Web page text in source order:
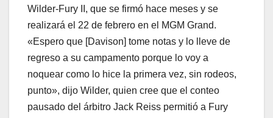
Wilder-Fury II, que se firmó hace meses y se
realizará el 22 de febrero en el MGM Grand.
«Espero que [Davison] tome notas y lo lleve de
regreso a su campamento porque lo voy a
noquear como lo hice la primera vez, sin rodeos,
punto», dijo Wilder, quien cree que el conteo
pausado del árbitro Jack Reiss permitió a Fury